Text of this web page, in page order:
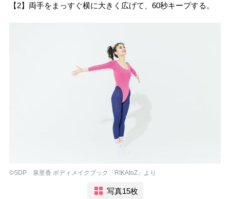
【2】両手をまっすぐ横に大きく広げて、60秒キープする。
©︎SDP 泉里香 ボディメイクブック「RIKAtoZ」より
写真15枚